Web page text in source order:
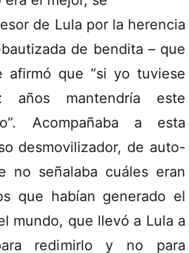
de Lula por la herencia
de bendita – que
afirmó que “si yo tuviese
años mantendría este
Acompañaba a esta
desmovilizador, de auto-
no señalaba cuáles eran
que habían generado el
mundo, que llevó a Lula a
redimirlo y no para